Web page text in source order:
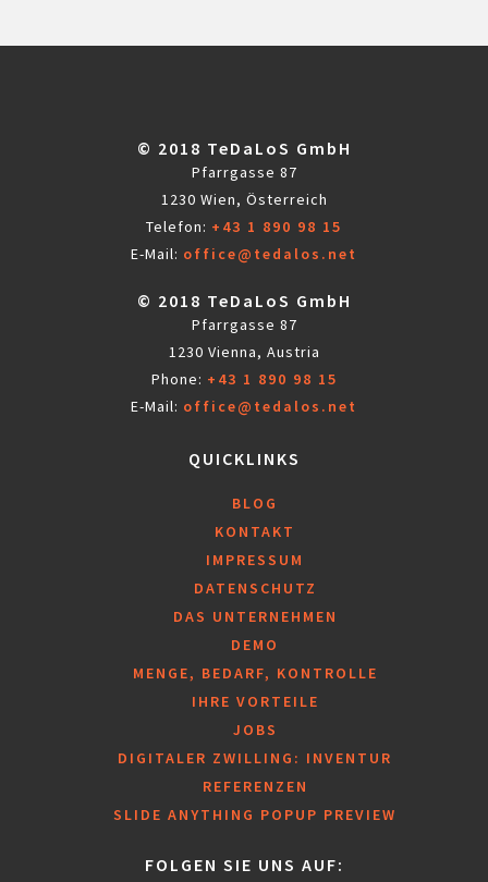
© 2018 TeDaLoS GmbH
Pfarrgasse 87
1230 Wien, Österreich
Telefon: +43 1 890 98 15
E-Mail: office@tedalos.net
© 2018 TeDaLoS GmbH
Pfarrgasse 87
1230 Vienna, Austria
Phone: +43 1 890 98 15
E-Mail: office@tedalos.net
QUICKLINKS
BLOG
KONTAKT
IMPRESSUM
DATENSCHUTZ
DAS UNTERNEHMEN
DEMO
MENGE, BEDARF, KONTROLLE
IHRE VORTEILE
JOBS
DIGITALER ZWILLING: INVENTUR
REFERENZEN
SLIDE ANYTHING POPUP PREVIEW
FOLGEN SIE UNS AUF: